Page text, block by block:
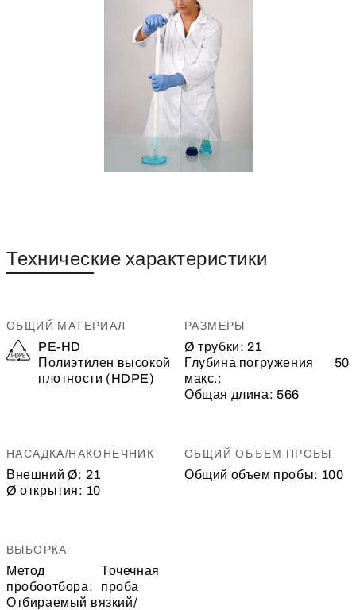
Технические характеристики
ОБЩИЙ МАТЕРИАЛ
PE-HD
Полиэтилен высокой
плотности (HDPE)
РАЗМЕРЫ
Ø трубки: 21
Глубина погружения
макс.:
50
Общая длина: 566
НАСАДКА/НАКОНЕЧНИК
Внешний Ø: 21
Ø открытия: 10
ОБЩИЙ ОБЪЕМ ПРОБЫ
Общий объем пробы: 100
ВЫБОРКА
Метод
пробоотбора:
Точечная
проба
Отбираемый вязкий/